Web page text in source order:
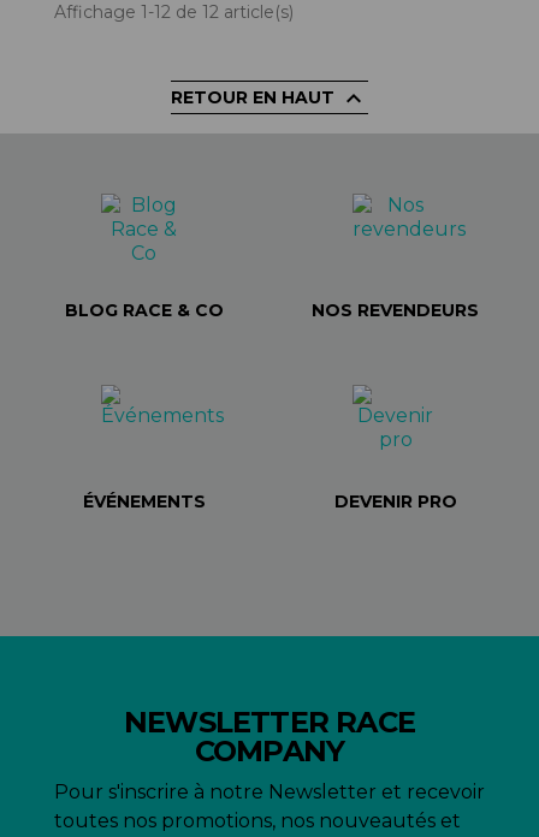
Affichage 1-12 de 12 article(s)
RETOUR EN HAUT 
BLOG RACE & CO NOS REVENDEURS
ÉVÉNEMENTS DEVENIR PRO
NEWSLETTER RACE
COMPANY
Pour s'inscrire à notre Newsletter et recevoir
toutes nos promotions, nos nouveautés et